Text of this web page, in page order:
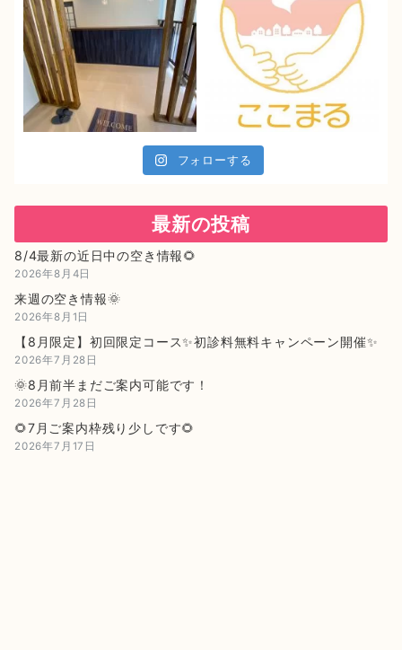
フォローする
最新の投稿
8/4最新の近日中の空き情報🌻
2026年8月4日
来週の空き情報🌞
2026年8月1日
【8月限定】初回限定コース✨初診料無料キャンペーン開催✨
2026年7月28日
🌞8月前半まだご案内可能です！
2026年7月28日
🌻7月ご案内枠残り少しです🌻
2026年7月17日